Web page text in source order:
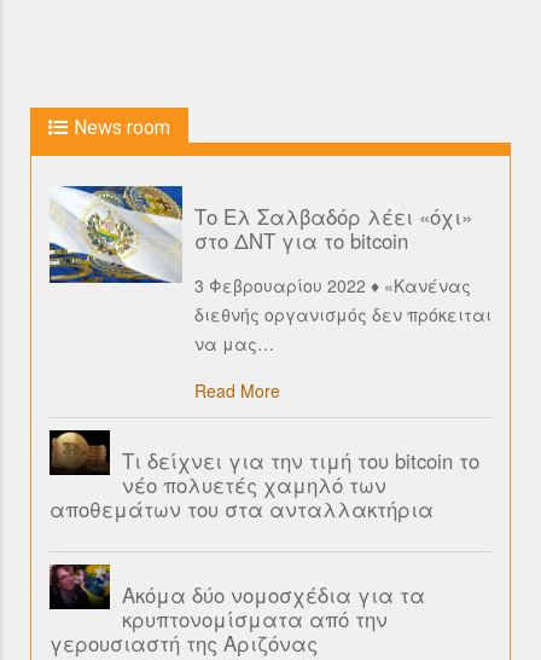
News room
Το Ελ Σαλβαδόρ λέει «όχι»
στο ΔΝΤ για το bitcoin
3 Φεβρουαρίου 2022 ♦ «Κανένας
διεθνής οργανισμός δεν πρόκειται
να μας…
Read More
Τι δείχνει για την τιμή του bitcoin το
νέο πολυετές χαμηλό των
αποθεμάτων του στα ανταλλακτήρια
Ακόμα δύο νομοσχέδια για τα
κρυπτονομίσματα από την
γερουσιαστή της Αριζόνας